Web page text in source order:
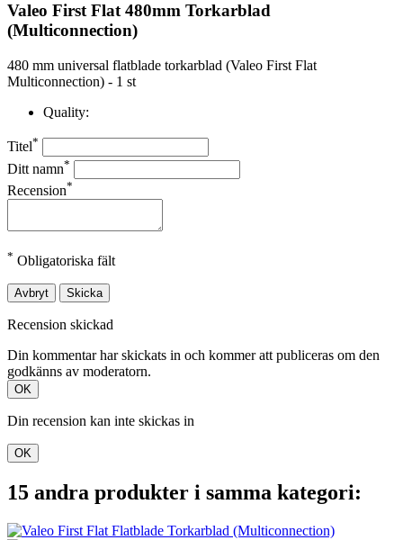
Valeo First Flat 480mm Torkarblad
(Multiconnection)
480 mm universal flatblade torkarblad (Valeo First Flat
Multiconnection) - 1 st
Quality:
Titel*
Ditt namn*
Recension*
* Obligatoriska fält
Avbryt Skicka
Recension skickad
Din kommentar har skickats in och kommer att publiceras om den
godkänns av moderatorn.
OK
Din recension kan inte skickas in
OK
15 andra produkter i samma kategori: